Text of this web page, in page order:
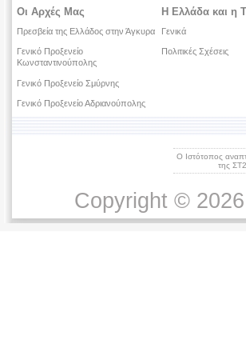
Οι Αρχές Μας
Πρεσβεία της Ελλάδος στην Άγκυρα
Γενικό Προξενείο
Κωνσταντινούπολης
Γενικό Προξενείο Σμύρνης
Γενικό Προξενείο Αδριανούπολης
Η Ελλάδα και η
Γενικά
Πολιτικές Σχέσεις
Ο Ιστότοπος
της
Copyright © 2026